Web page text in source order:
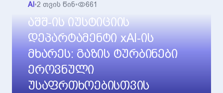
AI •2 თვის წინ• 661
აშშ-ის იუსტიციის
დეპარტამენტი xAI-ის
მხარეს: გაზის ტურბინები
ეროვნული
უსაფრთხოებისთვის